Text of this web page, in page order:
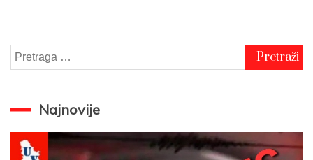
Pretraga
za:
Najnovije